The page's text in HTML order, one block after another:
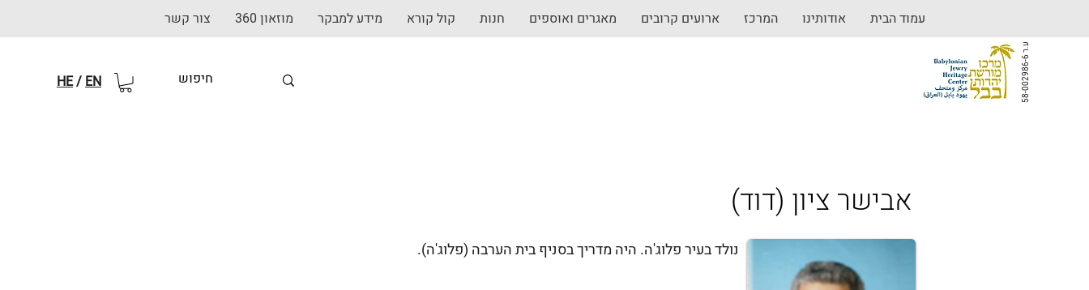
עמוד הבית אודותינו המרכז ארועים קרובים מאגרים ואוספים חנות קול קורא מידע למבקר מוזאון 360 צור קשר
HE/EN
ע
.
ר
5
8
-
0
0
2
9
8
6
-
6
(אבישר ציון (דוד
נולד בעיר פלוג'ה. היה מדריך בסניף בית הערבה (פלוג'ה).